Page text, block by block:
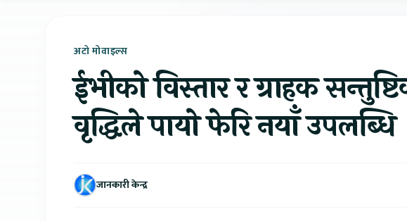
अटो मोवाइल्स
ईभीको विस्तार र ग्राहक
वृद्धिले पायो फेरि नयाँ उपलब्धि
जानकारी केन्द्र